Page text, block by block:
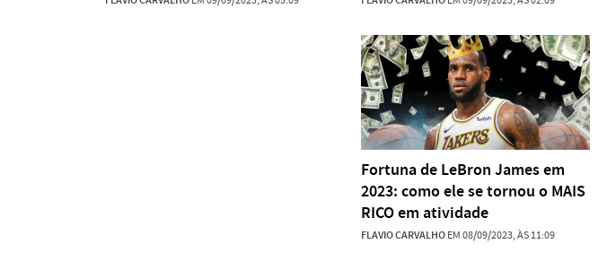
Fortuna de LeBron James em
2023: como ele se tornou o MAIS
RICO em atividade
FLAVIO CARVALHOEM 08/09/2023, ÀS 11:09